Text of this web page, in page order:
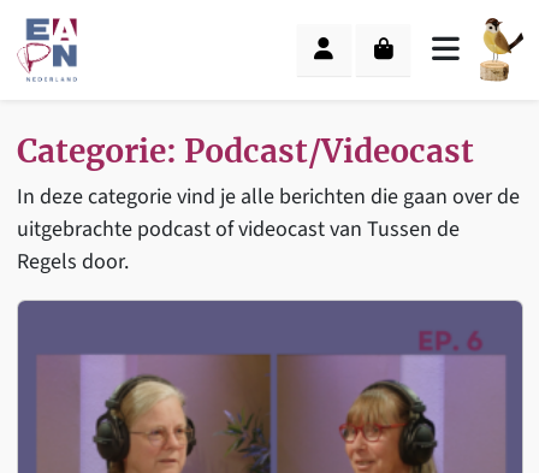
Skip to content
Skip to footer
Cart
Menu
Categorie: Podcast/Videocast
In deze categorie vind je alle berichten die gaan over de
uitgebrachte podcast of videocast van Tussen de
Regels door.